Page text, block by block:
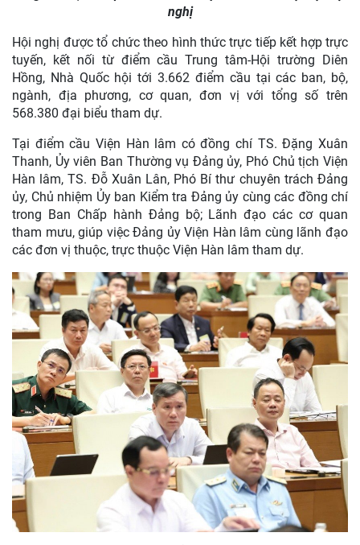
nghị
Hội nghị được tổ chức theo hình thức trực tiếp kết hợp trực
tuyến, kết nối từ điểm cầu Trung tâm-Hội trường Diên
Hồng, Nhà Quốc hội tới 3.662 điểm cầu tại các ban, bộ,
ngành, địa phương, cơ quan, đơn vị với tổng số trên
568.380 đại biểu tham dự.
Tại điểm cầu Viện Hàn lâm có đồng chí TS. Đặng Xuân
Thanh, Ủy viên Ban Thường vụ Đảng ủy, Phó Chủ tịch Viện
Hàn lâm, TS. Đỗ Xuân Lân, Phó Bí thư chuyên trách Đảng
ủy, Chủ nhiệm Ủy ban Kiểm tra Đảng ủy cùng các đồng chí
trong Ban Chấp hành Đảng bộ; Lãnh đạo các cơ quan
tham mưu, giúp việc Đảng ủy Viện Hàn lâm cùng lãnh đạo
các đơn vị thuộc, trực thuộc Viện Hàn lâm tham dự.